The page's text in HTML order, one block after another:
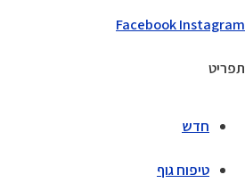
FacebookInstagram
תפריט
חדש
טיפוח גוף